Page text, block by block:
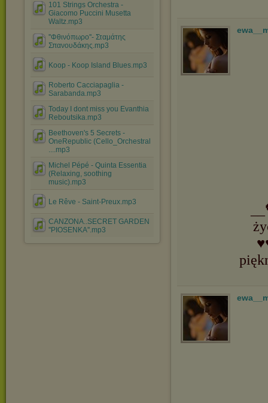
101 Strings Orchestra -
Giacomo Puccini Musetta
Waltz.mp3
''Φθινόπωρο''- Σταμάτης
Σπανουδάκης.mp3
Koop - Koop Island Blues.mp3
Roberto Cacciapaglia -
Sarabanda.mp3
Today I dont miss you Evanthia
Reboutsika.mp3
Beethoven's 5 Secrets -
OneRepublic (Cello_Orchestral
....mp3
Michel Pépé - Quinta Essentia
(Relaxing, soothing
music).mp3
Le Rêve - Saint-Preux.mp3
CANZONA..SECRET GARDEN
''PIOSENKA''.mp3